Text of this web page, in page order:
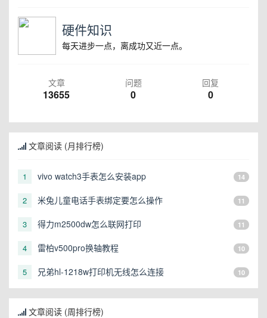
硬件知识
每天进步一点，离成功又近一点。
文章
13655
问题
0
回复
0
文章阅读 (月排行榜)
1 vivo watch3手表怎么安装app 14
2 米兔儿童电话手表绑定要怎么操作 11
3 得力m2500dw怎么联网打印 11
4 雷柏v500pro换轴教程 10
5 兄弟hl-1218w打印机无线怎么连接 10
文章阅读 (周排行榜)